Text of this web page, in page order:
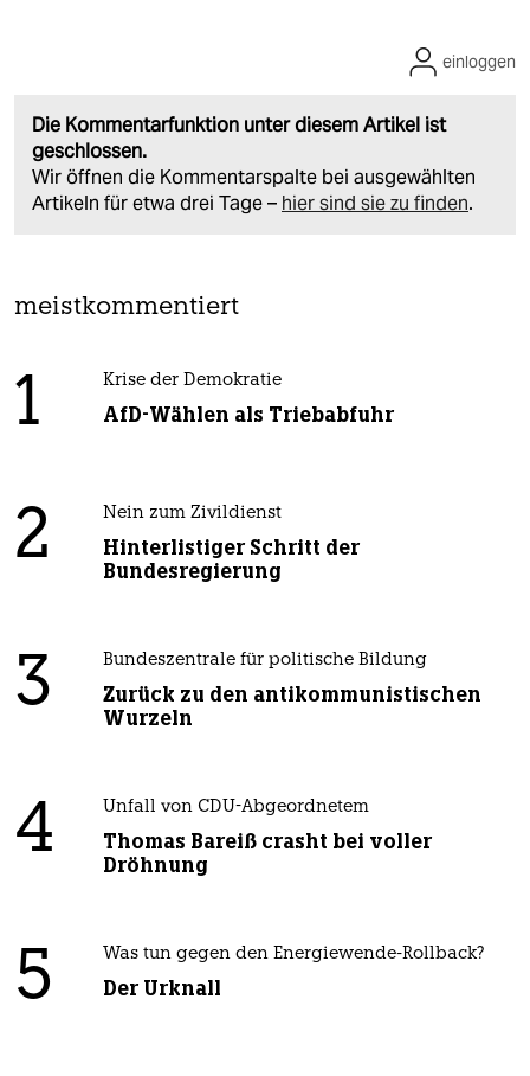
Die Kommentarfunktion unter diesem Artikel ist
geschlossen.
Wir öffnen die Kommentarspalte bei ausgewählten
Artikeln für etwa drei Tage – hier sind sie zu finden.
einloggen
meistkommentiert
1 Krise der Demokratie
AfD-Wählen als Triebabfuhr
2 Nein zum Zivildienst
Hinterlistiger Schritt der
Bundesregierung
3 Bundeszentrale für politische Bildung
Zurück zu den antikommunistischen
Wurzeln
4 Unfall von CDU-Abgeordnetem
Thomas Bareiß crasht bei voller
Dröhnung
5 Was tun gegen den Energiewende-Rollback?
Der Urknall